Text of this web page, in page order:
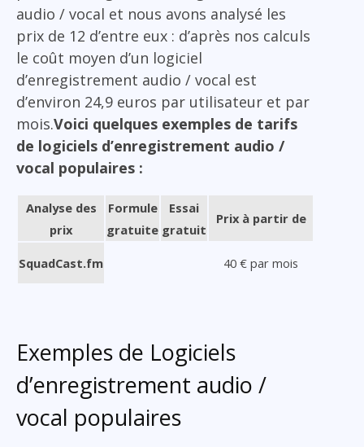
audio / vocal et nous avons analysé les
prix de 12 d’entre eux : d’après nos calculs
le coût moyen d’un logiciel
d’enregistrement audio / vocal est
d’environ 24,9 euros par utilisateur et par
mois.Voici quelques exemples de tarifs
de logiciels d’enregistrement audio /
vocal populaires :
Analyse des
prix
Formule
gratuite
Essai
gratuit
Prix à partir de
SquadCast.fm 40 € par mois
Exemples de Logiciels
d’enregistrement audio /
vocal populaires